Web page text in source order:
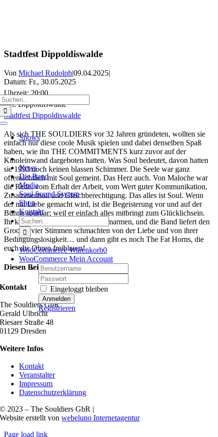
Zum
springen
Toggle
Navigation
Shows
News
Die Band
Media
Soul Sound System
Shop
Kontakt
Suche
nach:
WooCommerce Warenkorb0
WooCommerce Mein Account
Username:
Password:
Eingeloggt bleiben
Registrieren
Stadtfest Dippoldiswalde
Von Michael Rudolph|09.04.2025|
Datum: Fr., 30.05.2025
Uhrzeit:20:00
Ort:Dippoldiswalde
Stadtfest Dippoldiswalde
Als sich THE SOULDIERS vor 32 Jahren gründeten, wollten sie
einfach nur diese coole Musik spielen und dabei denselben Spaß
haben, wie ihn THE COMMITMENTS kurz zuvor auf der
Kinoleinwand dargeboten hatten. Was Soul bedeutet, davon hatten
sie 1993 noch keinen blassen Schimmer. Die Seele war ganz
offensichtlich mit Soul gemeint. Das Herz auch. Von Maloche war
die Rede, vom Erhalt der Arbeit, vom Wert guter Kommunikation,
Zusammenhalt und Gleichberechtigung. Das alles ist Soul. Wenn
der mit Liebe gemacht wird, ist die Begeisterung vor und auf der
Bühne spürbar; weil er einfach alles mitbringt zum Glücklichsein.
Ihr könnt tanzen, träumen, euch umarmen, und die Band liefert den
Groove, vier Stimmen schmachten von der Liebe und von ihrer
Bedingungslosigkeit… und dann gibt es noch The Fat Horns, die
euch die Ohren freiblasen!
Diesen Beitrag teilen
Facebook
X
Reddit
LinkedIn
WhatsApp
Tumblr
Pinterest
Vk
E-
Kontakt
The Souldiers GbR
Gerald Ulbricht
Riesaer Straße 48
01129 Dresden
Weitere Infos
Kontakt
Veranstalter
Impressum
Datenschutzerklärung
© 2023 – The Souldiers GbR |
Website erstellt vonwebeluno Internetagentur
Page load link